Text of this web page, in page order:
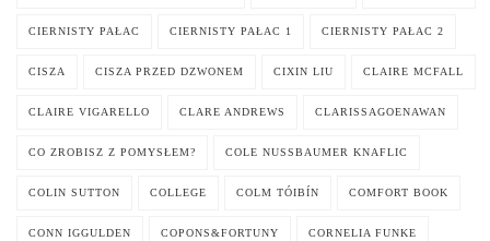
CIERNISTY PAŁAC CIERNISTY PAŁAC 1 CIERNISTY PAŁAC 2
CISZA CISZA PRZED DZWONEM CIXIN LIU CLAIRE MCFALL
CLAIRE VIGARELLO CLARE ANDREWS CLARISSAGOENAWAN
CO ZROBISZ Z POMYSŁEM? COLE NUSSBAUMER KNAFLIC
COLIN SUTTON COLLEGE COLM TÓIBÍN COMFORT BOOK
CONN IGGULDEN COPONS&FORTUNY CORNELIA FUNKE